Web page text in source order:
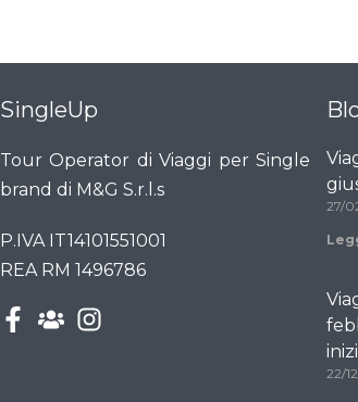
SingleUp
Tour Operator di Viaggi per Single
brand di M&G S.r.l.s
P.IVA IT14101551001
REA RM 1496786
27/
22/